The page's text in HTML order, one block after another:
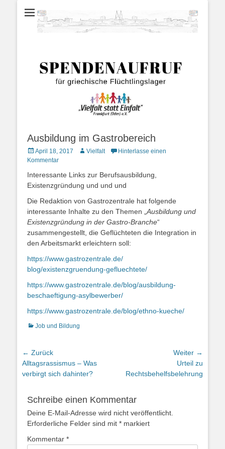
Vielfalt statt
Flüchtlingshilfe;
Sprachunterricht
für ein freundliches Frankfurt/Oder
Ausbildung im Gastrobereich
Posted
on
April 18, 2017 AutorVielfalt
Hinterlasse einen
Kommentar
Interessante Links zur Berufsausbildung,
Existenzgründung und und und
Die Redaktion von Gastrozentrale hat folgende
interessante Inhalte zu den Themen „ Ausbildung und
Existenzgründung in der Gastro-Branche“
zusammengestellt, die Geflüchteten die Integration in
den Arbeitsmarkt erleichtern soll:
https://www.gastrozentrale.de/
blog/existenzgruendung-gefluechtete/
https://www.gastrozentrale.de/blog/ausbildung-
beschaeftigung-asylbewerber/
https://www.gastrozentrale.de/blog/ethno-kueche/
Kategorien
Job und Bildung
Beitragsnavigation
← Zurück
Vorheriger
Beitrag:
Alltagsrassismus – Was
verbirgt sich dahinter?
Weiter →
Beitrag:
Urteil zu
Rechtsbehelfsbelehrung
Schreibe einen Kommentar
Deine E-Mail-Adresse wird nicht veröffentlicht.
Erforderliche Felder sind mit * markiert
Kommentar *